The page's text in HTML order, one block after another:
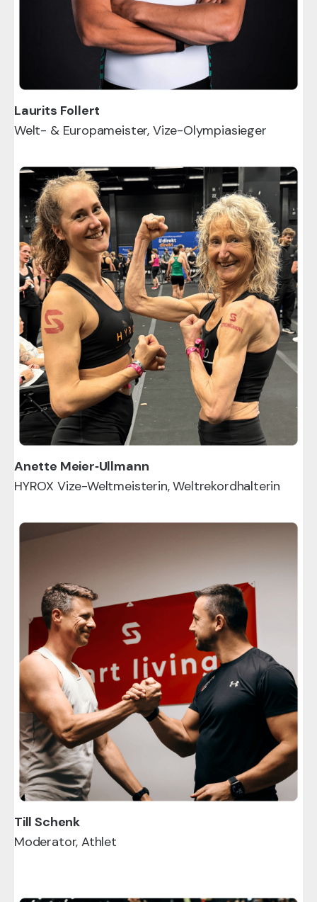
Laurits Follert
Welt- & Europameister, Vize-Olympiasieger
Anette Meier‑Ullmann
HYROX Vize-Weltmeisterin, Weltrekordhalterin
Till Schenk
Moderator, Athlet